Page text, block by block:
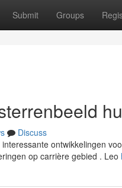
Submit Groups
Discuss
ontwikkelingen
op carrière gebied . Leo